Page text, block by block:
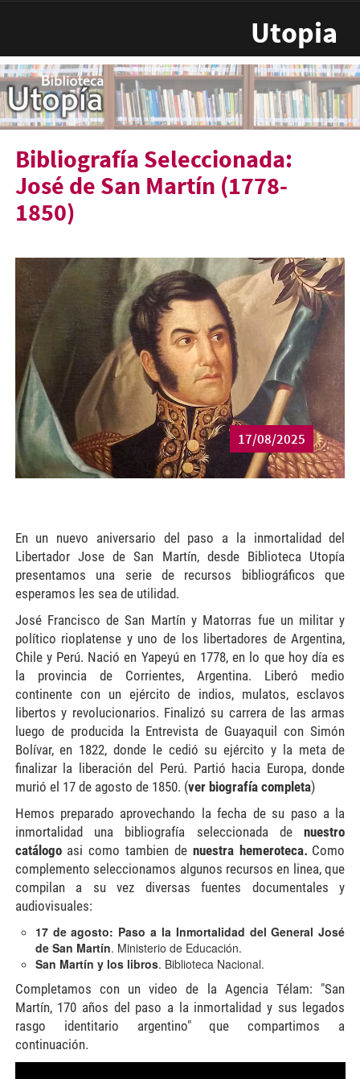
Utopia
Bibliografía Seleccionada:
José de San Martín (1778-
1850)
17/08/2025
En un nuevo aniversario del paso a la inmortalidad del
Libertador Jose de San Martín, desde Biblioteca Utopía
presentamos una serie de recursos bibliográficos que
esperamos les sea de utilidad.
José Francisco de San Martín y Matorras fue un militar y
político rioplatense y uno de los libertadores de Argentina,
Chile y Perú. Nació en Yapeyú en 1778, en lo que hoy día es
la provincia de Corrientes, Argentina. Liberó medio
continente con un ejército de indios, mulatos, esclavos
libertos y revolucionarios. Finalizó su carrera de las armas
luego de producida la Entrevista de Guayaquil con Simón
Bolívar, en 1822, donde le cedió su ejército y la meta de
finalizar la liberación del Perú. Partió hacia Europa, donde
murió el 17 de agosto de 1850. (ver biografía completa)
Hemos preparado aprovechando la fecha de su paso a la
inmortalidad una bibliografía seleccionada denuestro
catálogoasi como tambien de nuestra hemeroteca. Como
complemento seleccionamos algunos recursos en linea, que
compilan a su vez diversas fuentes documentales y
audiovisuales:
17 de agosto: Paso a la Inmortalidad del General José
de San Martín. Ministerio de Educación.
San Martín y los libros. Biblioteca Nacional.
Completamos con un video de la Agencia Télam: "San
Martín, 170 años del paso a la inmortalidad y sus legados
rasgo identitario argentino" que compartimos a
continuación.